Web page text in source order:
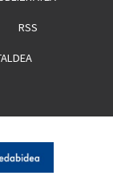
RSS